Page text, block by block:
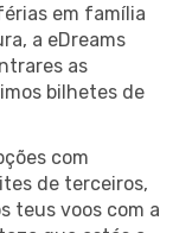
em família
a eDreams
as
bilhetes de
com
de terceiros,
teus voos com a